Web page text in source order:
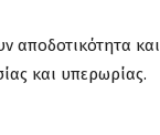
αποδοτικότητα και
και υπερωρίας.